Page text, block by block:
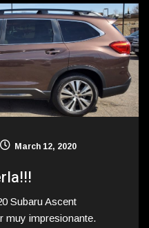
March 12, 2020
Subaru Ascent
muy impresionante.